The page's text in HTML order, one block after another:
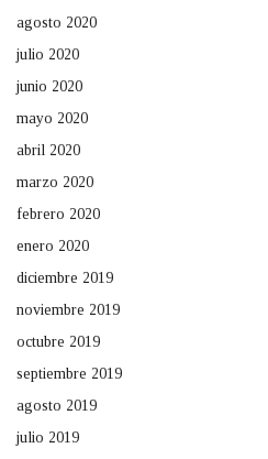
agosto 2020
julio 2020
junio 2020
mayo 2020
abril 2020
marzo 2020
febrero 2020
enero 2020
diciembre 2019
noviembre 2019
octubre 2019
septiembre 2019
agosto 2019
julio 2019